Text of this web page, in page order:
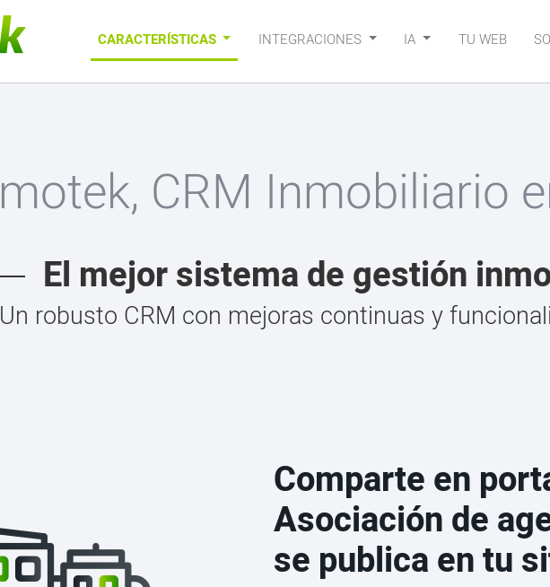
CARACTERÍSTICAS INTEGRACIONES IA TU WEB
CRM Inmobiliario
El mejor sistema de gestión
Un robusto CRM con mejoras continuas y
Comparte en
Asociación de
se publica en tu